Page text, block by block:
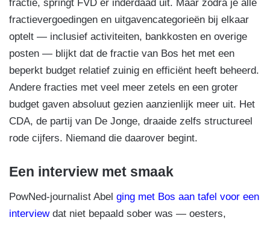
fractie, springt FVD er inderdaad uit. Maar zodra je alle
fractievergoedingen en uitgavencategorieën bij elkaar
optelt — inclusief activiteiten, bankkosten en overige
posten — blijkt dat de fractie van Bos het met een
beperkt budget relatief zuinig en efficiënt heeft beheerd.
Andere fracties met veel meer zetels en een groter
budget gaven absoluut gezien aanzienlijk meer uit. Het
CDA, de partij van De Jonge, draaide zelfs structureel
rode cijfers. Niemand die daarover begint.
Een interview met smaak
PowNed-journalist Abel ging met Bos aan tafel voor een
interviewdat niet bepaald sober was — oesters,